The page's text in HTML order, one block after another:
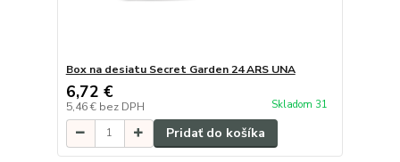
Box na desiatu Secret Garden 24 ARS UNA
6,72 €
5,46 € bez DPH Skladom 31
Pridať do košíka